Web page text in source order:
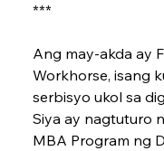
***
Ang may-akda ay
Workhorse, isang
serbisyo ukol sa
Siya ay nagtuturo
MBA ­Program ng